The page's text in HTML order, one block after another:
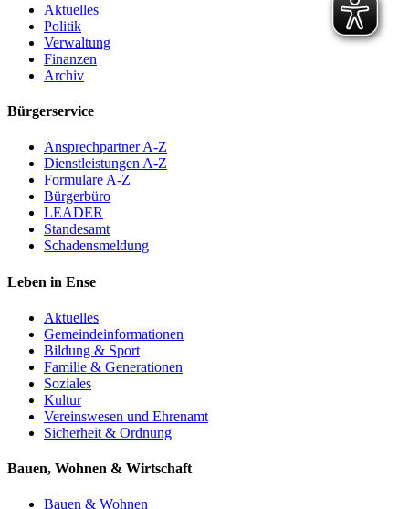
Aktuelles
Politik
Verwaltung
Finanzen
Archiv
Bürgerservice
Ansprechpartner A-Z
Dienstleistungen A-Z
Formulare A-Z
Bürgerbüro
LEADER
Standesamt
Schadensmeldung
Leben in Ense
Aktuelles
Gemeinde­informationen
Bildung & Sport
Familie & Generationen
Soziales
Kultur
Vereinswesen und Ehrenamt
Sicherheit & Ordnung
Bauen, Wohnen & Wirtschaft
Bauen & Wohnen